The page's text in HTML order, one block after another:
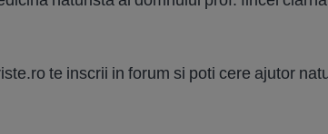
te inscrii in forum si poti cere ajutor